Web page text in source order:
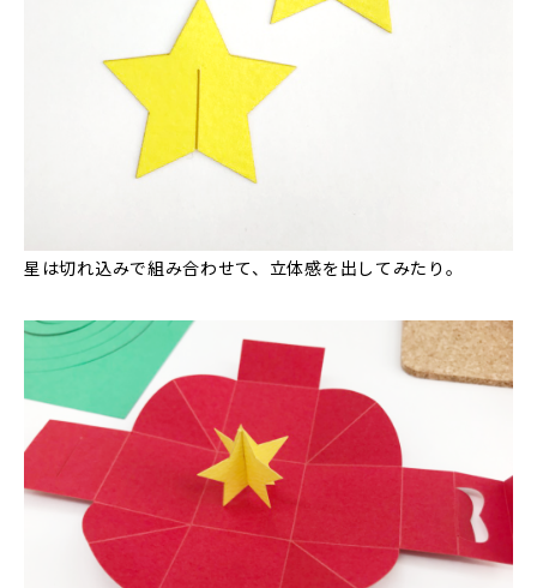
星は切れ込みで組み合わせて、立体感を出してみたり。